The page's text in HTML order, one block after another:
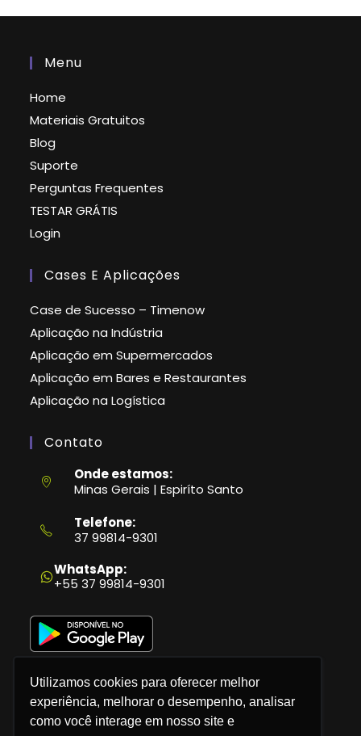
Utilizamos cookies para oferecer melhor
experiência, melhorar o desempenho, analisar
como você interage em nosso site e
Menu
Home
Materiais Gratuitos
Blog
Suporte
Perguntas Frequentes
TESTAR GRÁTIS
Login
Cases E Aplicações
Case de Sucesso – Timenow
Aplicação na Indústria
Aplicação em Supermercados
Aplicação em Bares e Restaurantes
Aplicação na Logística
Contato
Onde estamos:
Minas Gerais | Espiríto Santo
Telefone:
37 99814-9301
em
seu
aplicativo
WhatsApp:
+55 37 99814-9301
Política de Privacidade